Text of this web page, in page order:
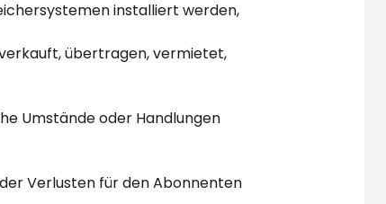
installiert werden,
übertragen, vermietet,
Umstände oder Handlungen
Verlusten für den Abonnenten